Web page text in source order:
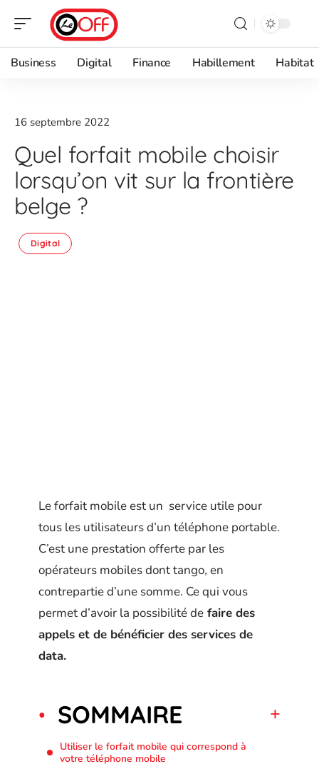
Business Digital Finance Habillement Habitat
16 septembre 2022
Quel forfait mobile choisir
lorsqu’on vit sur la frontière
belge ?
Digital
Le forfait mobile est un service utile pour
tous les utilisateurs d’un téléphone portable.
C’est une prestation offerte par les
opérateurs mobiles dont tango, en
contrepartie d’une somme. Ce qui vous
permet d’avoir la possibilité de faire des
appels et de bénéficier des services de
data.
SOMMAIRE
Utiliser le forfait mobile qui correspond à
votre téléphone mobile